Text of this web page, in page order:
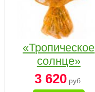
«Тропическое
солнце»
3 620 руб.